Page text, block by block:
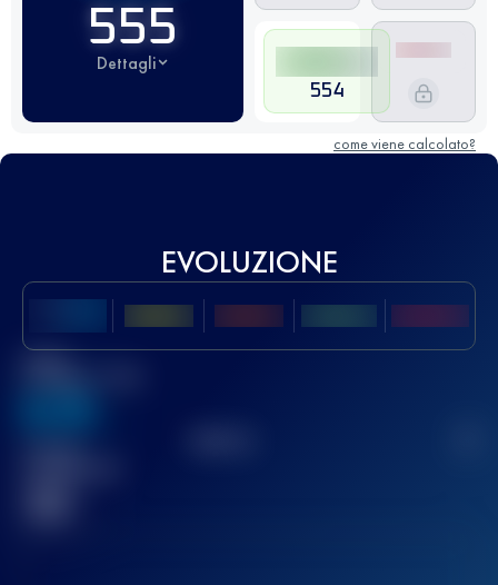
555
Dettagli
554
come viene calcolato?
EVOLUZIONE
Miglior